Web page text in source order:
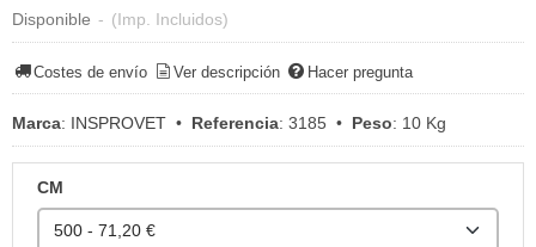
Disponible - (Imp. Incluidos)
Costes de envío Ver descripción Hacer pregunta
Marca: INSPROVET • Referencia: 3185 • Peso: 10 Kg
CM